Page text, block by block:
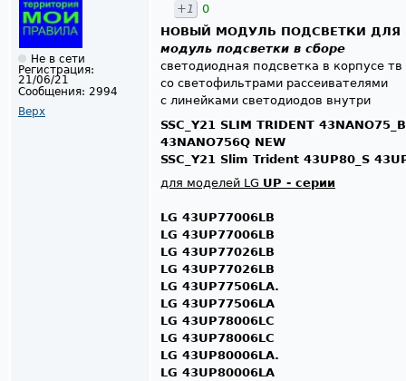
Не в сети
Регистрация:
21/06/21
Сообщения: 2994
Верх
+1
0
НОВЫЙ МОДУЛЬ ПОДСВЕТКИ ДЛЯ
модуль подсветки в сборе
светодиодная подсветка в корпусе тв
со светофильтрами рассеивателями
с линейками светодиодов внутри
SSC_Y21 SLIM TRIDENT
43NANO756Q NEW
SSC_Y21 Slim Trident 43UP80_S
для моделей LG UP - серии
LG 43UP77006LB
LG 43UP77006LB
LG 43UP77026LB
LG 43UP77026LB
LG 43UP77506LA.
LG 43UP77506LA
LG 43UP78006LC
LG 43UP78006LC
LG 43UP80006LA.
LG 43UP80006LA